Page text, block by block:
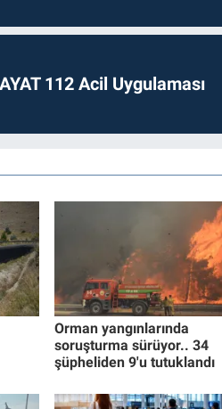
112 Acil Uygulaması
Orman yangınlarında
soruşturma sürüyor.. 34
şüpheliden 9'u tutuklandı